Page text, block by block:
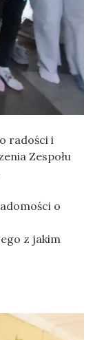
radości i
Zespołu
o
z jakim